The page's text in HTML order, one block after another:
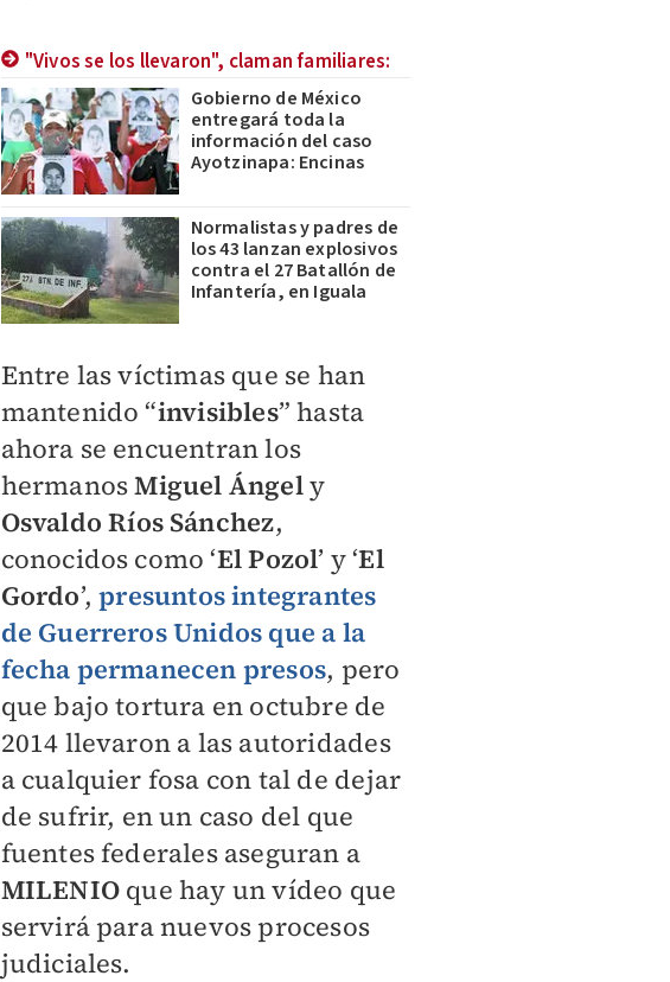
"Vivos se los llevaron", claman familiares:
Gobierno de México
entregará toda la
información del caso
Ayotzinapa: Encinas
Normalistas y padres de
los 43 lanzan explosivos
contra el 27 Batallón de
Infantería, en Iguala
Entre las víctimas que se han
mantenido “invisibles” hasta
ahora se encuentran los
hermanosMiguel Ángely
Osvaldo Ríos Sánchez,
conocidos como ‘El Pozol’ y ‘El
Gordo’,presuntos integrantes
de Guerreros Unidos que a la
fecha permanecen presos, pero
que bajo tortura en octubre de
2014 llevaron a las autoridades
a cualquier fosa con tal de dejar
de sufrir, en un caso del que
fuentes federales aseguran a
MILENIOque hay un vídeo que
servirá para nuevos procesos
judiciales.